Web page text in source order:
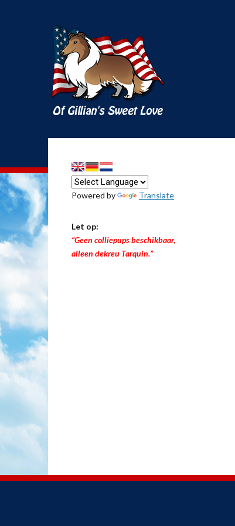
Powered by Translate
Let op:
“Geen colliepups beschikbaar,
alleen dekreu Tarquin.”